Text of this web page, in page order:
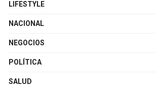
LIFESTYLE
NACIONAL
NEGOCIOS
POLÍTICA
SALUD